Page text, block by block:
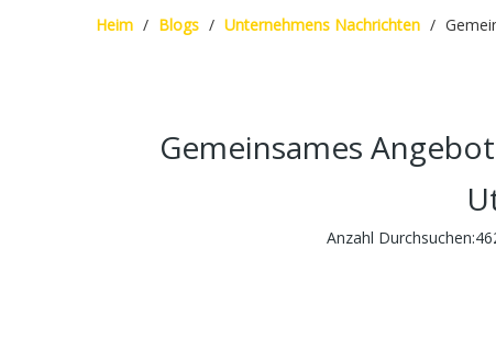
Heim / Blogs / Unternehmens Nachrichten /
Gemeinsames
Anzahl Durchsuchen: